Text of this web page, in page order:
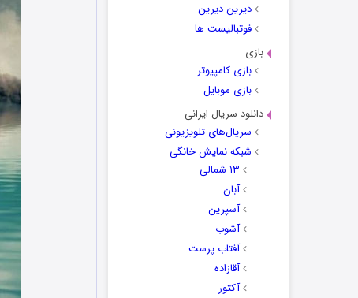
دیرین دیرین
فوتبالیست ها
بازی
بازی کامپیوتر
بازی موبایل
دانلود سریال ایرانی
سریال‌های تلویزیونی
شبکه نمایش خانگی
۱۳ شمالی
آبان
آسپرین
آشوب
آفتاب پرست
آقازاده
آکتور